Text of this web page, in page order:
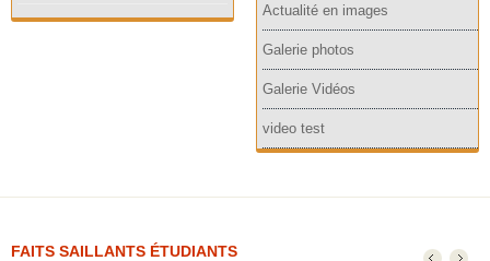
Actualité en images
Galerie photos
Galerie Vidéos
video test
FAITS SAILLANTS ÉTUDIANTS